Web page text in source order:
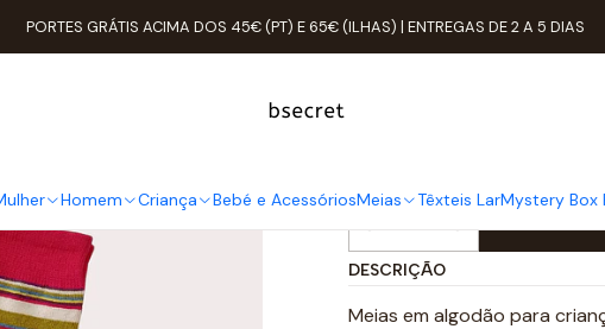
Homem Criança Bebé e AcessóriosMeias Têxteis LarMystery Box
PORTES GRÁTIS ACIMA DOS 45€ (PT) E 65€ (ILHAS) | ENTREGAS DE 2 A 5 DIAS
Início Meias Soquete Pack 3 Meias Algodão Tam: 32-34 Criança Riscas
Pack 3 Meias
Quantidade
DESCRIÇÃO
Meias em algodão para